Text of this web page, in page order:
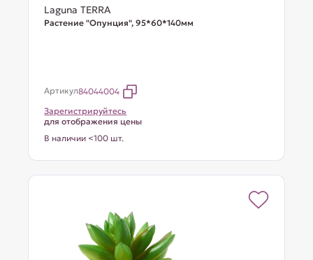
Laguna TERRA
Растение "Опунция", 95*60*140мм
Артикул84044004
Зарегистрируйтесь
для отображения цены
В наличии <100 шт.